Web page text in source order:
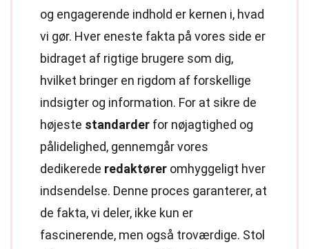
og engagerende indhold er kernen i, hvad
vi gør. Hver eneste fakta på vores side er
bidraget af rigtige brugere som dig,
hvilket bringer en rigdom af forskellige
indsigter og information. For at sikre de
højeste standarder for nøjagtighed og
pålidelighed, gennemgår vores
dedikerede redaktører omhyggeligt hver
indsendelse. Denne proces garanterer, at
de fakta, vi deler, ikke kun er
fascinerende, men også troværdige. Stol